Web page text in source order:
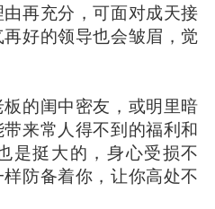
再充分，可面对成天接
好的领导也会皱眉，觉
的闺中密友，或明里暗
来常人得不到的福利和
是挺大的，身心受损不
防备着你，让你高处不